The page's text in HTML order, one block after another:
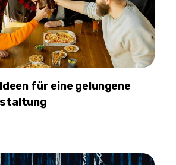
für eine gelungene